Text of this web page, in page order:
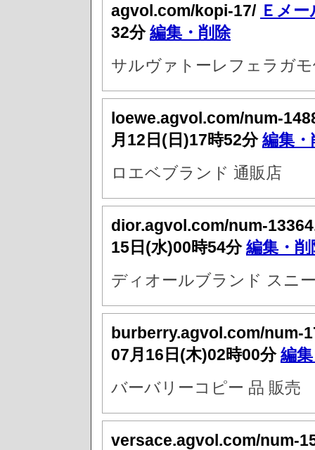
agvol.com/kopi-17/ Ｅメー
32分編集・削除
サルヴァトーレフェラガ
loewe.agvol.com/num-
月12日(日)17時52分編集・
ロエベブランド 通販店
dior.agvol.com/num-
15日(水)00時54分編集・削
ディオールブランド スニ
burberry.agvol.com/num-
07月16日(木)02時00分編
バーバリーコピー 品 販売
versace.agvol.com/num-